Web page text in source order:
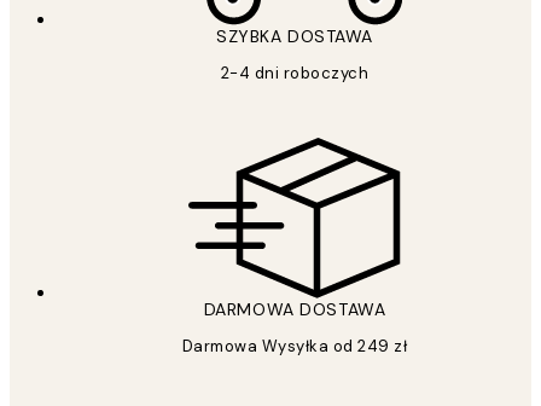
SZYBKA DOSTAWA
2-4 dni roboczych
DARMOWA DOSTAWA
Darmowa Wysyłka od 249 zł